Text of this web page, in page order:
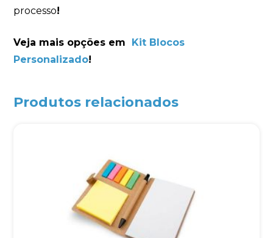
processo!
Veja mais opções em Kit Blocos
Personalizado!
Produtos relacionados